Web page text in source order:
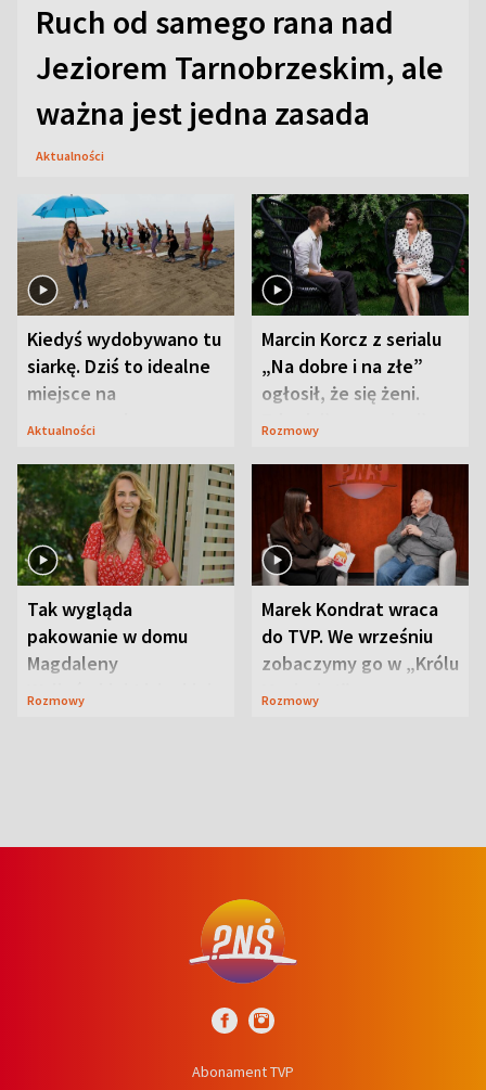
Ruch od samego rana nad
Jeziorem Tarnobrzeskim, ale
ważna jest jedna zasada
Aktualności
Kiedyś wydobywano tu
siarkę. Dziś to idealne
miejsce na
wypoczynek
Aktualności
Marcin Korcz z serialu
„Na dobre i na złe”
ogłosił, że się żeni.
Zdradził, co zmienił
Rozmowy
Tak wygląda
pakowanie w domu
Magdaleny
Waligórskiej-Lisieckiej.
Rozmowy
Marek Kondrat wraca
do TVP. We wrześniu
zobaczymy go w „Królu
Maciusiu I”
Rozmowy
Abonament TVP